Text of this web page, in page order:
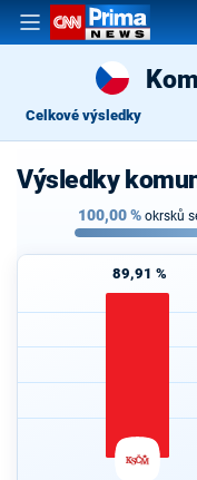
Celkové výsledky
Výsledky
100,00% okrsků
89,91 %